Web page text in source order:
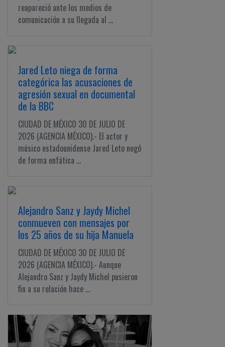
reapareció ante los medios de
comunicación a su llegada al ...
Jared Leto niega de forma
categórica las acusaciones de
agresión sexual en documental
de la BBC
CIUDAD DE MÉXICO 30 DE JULIO DE
2026 (AGENCIA MÉXICO).- El actor y
músico estadounidense Jared Leto negó
de forma enfática ...
Alejandro Sanz y Jaydy Michel
conmueven con mensajes por
los 25 años de su hija Manuela
CIUDAD DE MÉXICO 30 DE JULIO DE
2026 (AGENCIA MÉXICO).- Aunque
Alejandro Sanz y Jaydy Michel pusieron
fin a su relación hace ...